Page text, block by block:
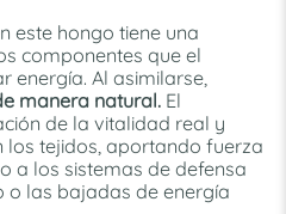
este hongo tiene una
componentes que el
energía. Al asimilarse,
manera natural. El
de la vitalidad real y
tejidos, aportando fuerza
a los sistemas de defensa
o las bajadas de energía